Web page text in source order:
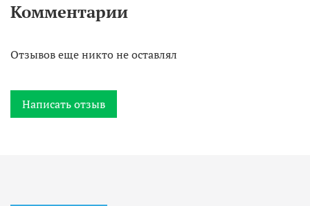
Комментарии
Отзывов еще никто не оставлял
Написать отзыв